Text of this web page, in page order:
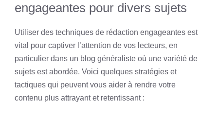
engageantes pour divers sujets
Utiliser des techniques de rédaction engageantes est
vital pour captiver l’attention de vos lecteurs, en
particulier dans un blog généraliste où une variété de
sujets est abordée. Voici quelques stratégies et
tactiques qui peuvent vous aider à rendre votre
contenu plus attrayant et retentissant :